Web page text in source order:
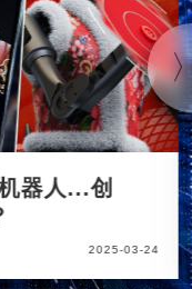
器人...创
2025-03-24